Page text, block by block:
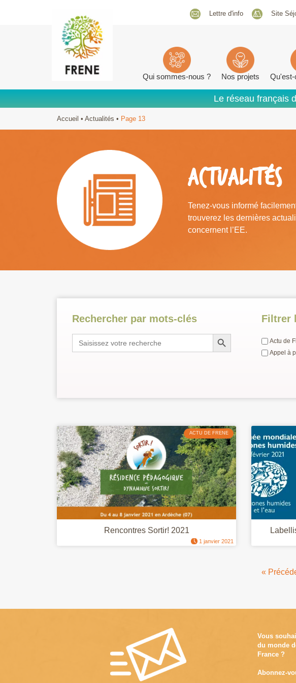
Lettre d'info Site
Qui sommes-nous ? Nos projets Qu'est-
Le réseau français
Accueil • Actualités • Page 13
ACTUALITÉS
Tenez-vous informé
trouverez les dernières
concernent l’EE.
Rechercher par mots-clés
Search
for:
Search Button
Filtrer
Actu de
Appel à
ACTU DE FRENE
Rencontres Sortir! 2021
1 janvier 2021
«
Vous
du monde
France ?
Abonnez-